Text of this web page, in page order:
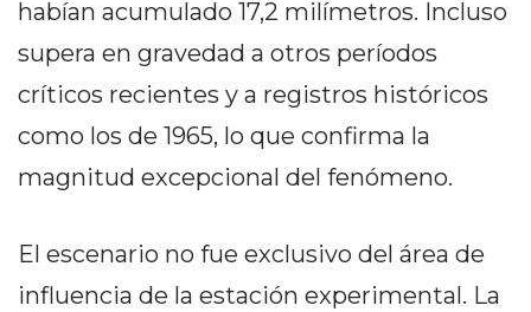
MAPA
DEL
SITIO
TAPA
DIA
DIARIO
habían acumulado 17,2 milímetros. Incluso
supera en gravedad a otros períodos
críticos recientes y a registros históricos
como los de 1965, lo que confirma la
magnitud excepcional del fenómeno.
El escenario no fue exclusivo del área de
influencia de la estación experimental. La